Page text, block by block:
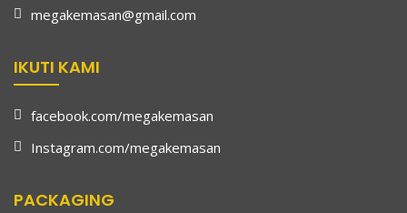
megakemasan@gmail.com
IKUTI KAMI
facebook.com/megakemasan
Instagram.com/megakemasan
PACKAGING